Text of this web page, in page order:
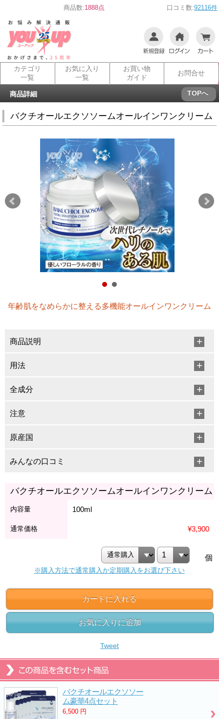
商品数:1888点 口コミ数:92116件
カテゴリ
一覧
お気に入り
一覧
お買い物
ガイド
お問合せ
商品詳細 TOPへ
バクチオールエクソソームオールインワンクリーム
年齢肌をなめらかに整える多機能オールインワンクリーム
商品説明
用法
全成分
注意
原産国
みんなの口コミ
バクチオールエクソソームオールインワンクリーム
内容量 100ml
通常価格 ¥3,900
個
※購入方法で通常購入か定期購入をお選び下さい
カートに入れる
お気に入りに追加
Tweet
バクチオールエクソソー
ム豪華4点セット
6,500 円